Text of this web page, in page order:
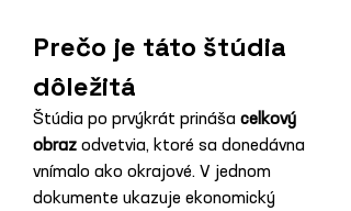
Prečo je táto štúdia
dôležitá
Štúdia po prvýkrát prináša celkový
obraz odvetvia, ktoré sa donedávna
vnímalo ako okrajové. V jednom
dokumente ukazuje ekonomický